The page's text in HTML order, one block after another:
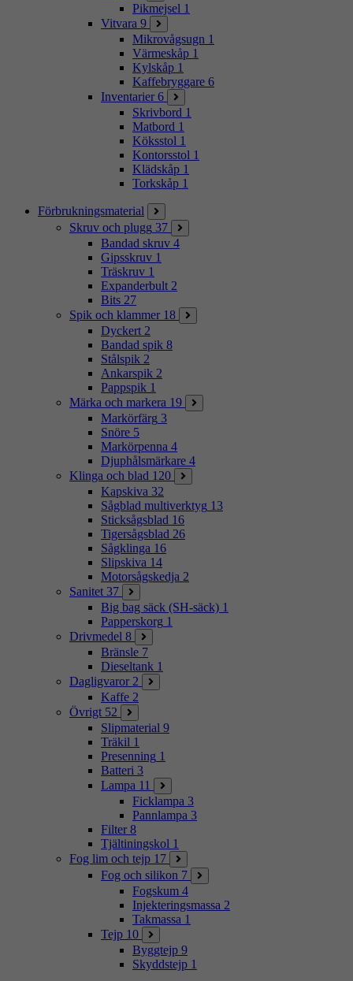
Pikmejsel 1
Vitvara 9
Mikrovågsugn 1
Värmeskåp 1
Kylskåp 1
Kaffebryggare 6
Inventarier 6
Skrivbord 1
Matbord 1
Köksstol 1
Kontorsstol 1
Klädskåp 1
Torkskåp 1
Förbrukningsmaterial
Skruv och plugg 37
Bandad skruv 4
Gipsskruv 1
Träskruv 1
Expanderbult 2
Bits 27
Spik och klammer 18
Dyckert 2
Bandad spik 8
Stålspik 2
Ankarspik 2
Pappspik 1
Märka och markera 19
Markörfärg 3
Snöre 5
Markörpenna 4
Djuphålsmärkare 4
Klinga och blad 120
Kapskiva 32
Sågblad multiverktyg 13
Sticksågsblad 16
Tigersågsblad 26
Sågklinga 16
Slipskiva 14
Motorsågskedja 2
Sanitet 37
Big bag säck (SH-säck) 1
Papperskorg 1
Drivmedel 8
Bränsle 7
Dieseltank 1
Dagligvaror 2
Kaffe 2
Övrigt 52
Slipmaterial 9
Träkil 1
Presenning 1
Batteri 3
Lampa 11
Ficklampa 3
Pannlampa 3
Filter 8
Tjältiningskol 1
Fog lim och tejp 17
Fog och silikon 7
Fogskum 4
Injekteringsmassa 2
Takmassa 1
Tejp 10
Byggtejp 9
Skyddstejp 1